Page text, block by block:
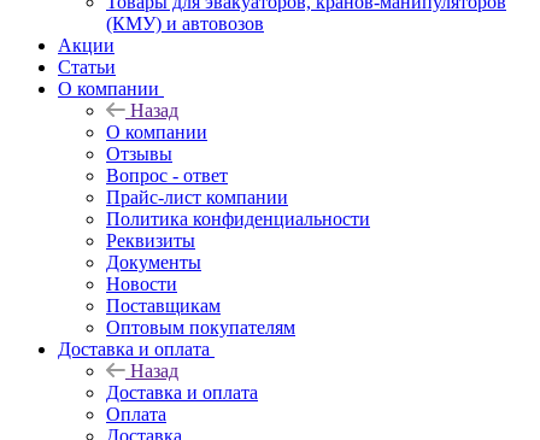
(КМУ) и автовозов
Акции
Статьи
О компании
Назад
О компании
Отзывы
Вопрос - ответ
Прайс-лист компании
Политика конфиденциальности
Реквизиты
Документы
Новости
Поставщикам
Оптовым покупателям
Доставка и оплата
Назад
Доставка и оплата
Оплата
Доставка